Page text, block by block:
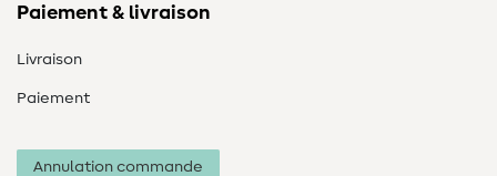
Paiement & livraison
Livraison
Paiement
Annulation commande